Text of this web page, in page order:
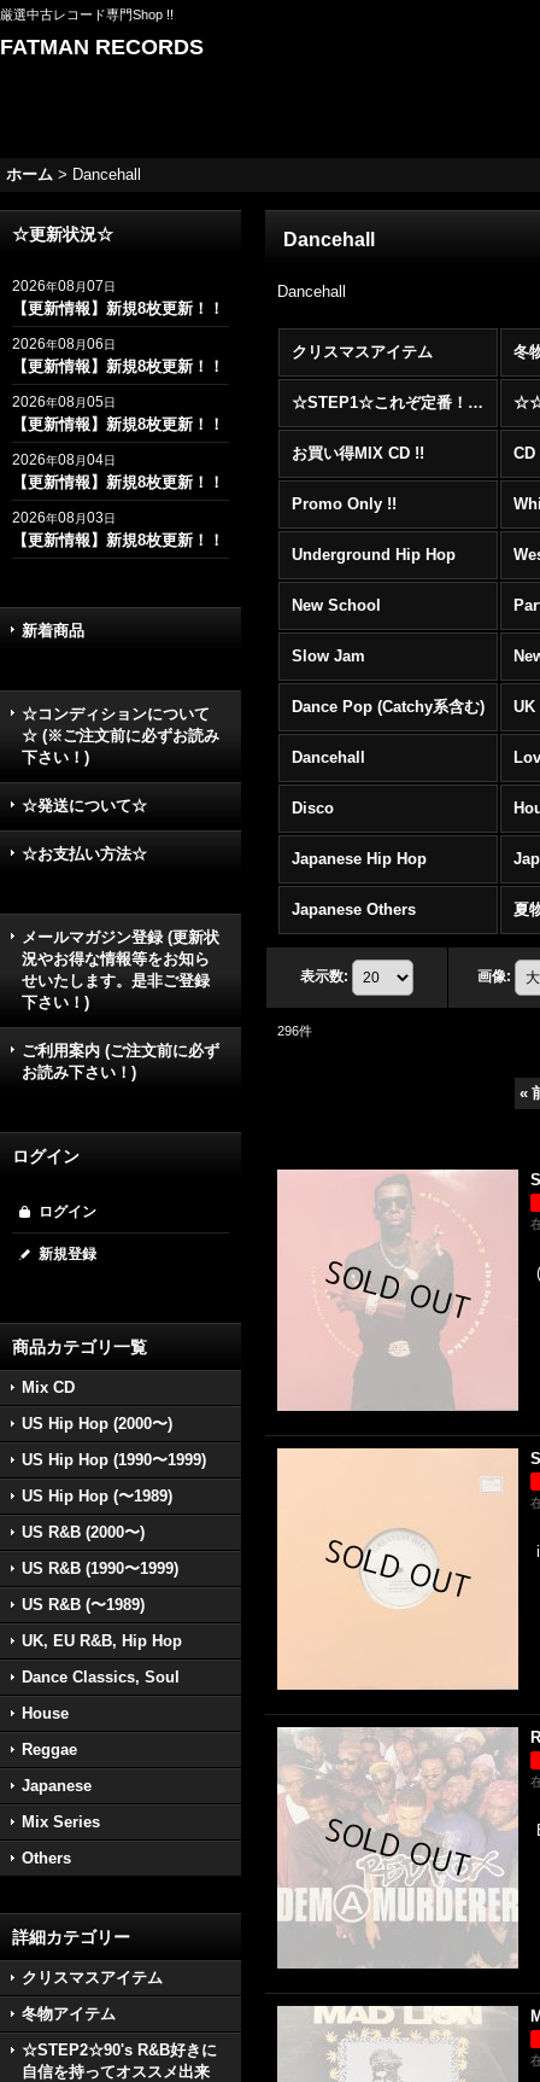
厳選中古レコード専門Shop !!
FATMAN RECORDS
ホーム > Dancehall
☆更新状況☆
2026年08月07日
【更新情報】新規8枚更新！！
2026年08月06日
【更新情報】新規8枚更新！！
2026年08月05日
【更新情報】新規8枚更新！！
2026年08月04日
【更新情報】新規8枚更新！！
2026年08月03日
【更新情報】新規8枚更新！！
新着商品
☆コンディションについて
☆ (※ご注文前に必ずお読み
下さい！)
☆発送について☆
☆お支払い方法☆
メールマガジン登録 (更新状
況やお得な情報等をお知ら
せいたします。是非ご登録
下さい！)
ご利用案内 (ご注文前に必ず
お読み下さい！)
ログイン
ログイン
新規登録
商品カテゴリ一覧
Mix CD
US Hip Hop (2000〜)
US Hip Hop (1990〜1999)
US Hip Hop (〜1989)
US R&B (2000〜)
US R&B (1990〜1999)
US R&B (〜1989)
UK, EU R&B, Hip Hop
Dance Classics, Soul
House
Reggae
Japanese
Mix Series
Others
詳細カテゴリー
クリスマスアイテム
冬物アイテム
☆STEP2☆90's R&B好きに
自信を持ってオススメ出来
Dancehall
Dancehall
クリスマスアイテム 冬
☆STEP1☆これぞ定番！！まずはここから！2000年代R&BフロアヒットBest 100 !!!
お買い得MIX CD !!
Promo Only !!
Underground Hip Hop
New School
Slow Jam
Dance Pop (Catchy系含む) UK
Dancehall
Disco
Japanese Hip Hop
Japanese Others 夏
表示数: 画像:
296件
«